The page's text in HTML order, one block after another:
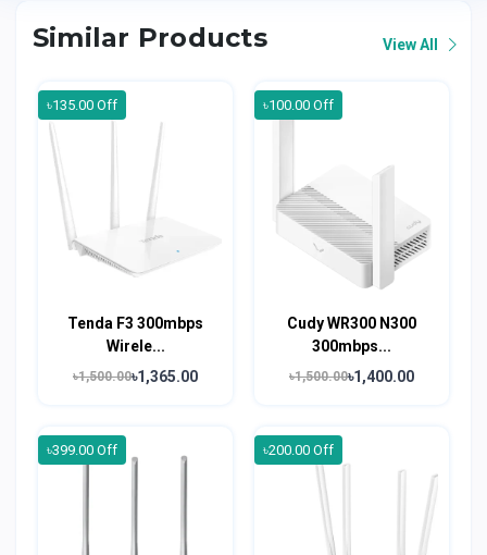
Similar Products View All
৳135.00 Off
Tenda F3 300mbps
Wirele...
৳1,500.00৳1,365.00
৳100.00 Off
Cudy WR300 N300
300mbps...
৳1,500.00৳1,400.00
৳399.00 Off ৳200.00 Off